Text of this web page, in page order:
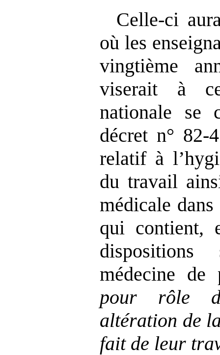
Celle‑ci
où les
vingtième
viserait à
nationale se
décret n°
relatif à
du travail
médicale
qui contient,
médecine
pour rôle
altération de
fait de leur